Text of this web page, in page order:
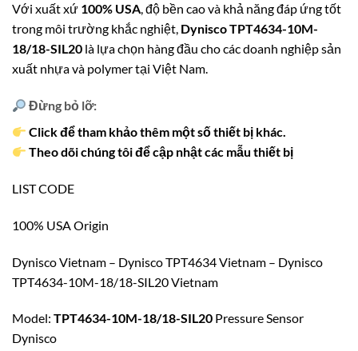
Với xuất xứ 100% USA, độ bền cao và khả năng đáp ứng tốt
trong môi trường khắc nghiệt, Dynisco TPT4634-10M-
18/18-SIL20 là lựa chọn hàng đầu cho các doanh nghiệp sản
xuất nhựa và polymer tại Việt Nam.
Đừng bỏ lỡ:
Click để tham khảo thêm một số thiết bị khác.
Theo dõi chúng tôi để cập nhật các mẫu thiết bị
LIST CODE
100% USA Origin
Dynisco Vietnam – Dynisco TPT4634 Vietnam – Dynisco
TPT4634-10M-18/18-SIL20 Vietnam
Model: TPT4634-10M-18/18-SIL20 Pressure Sensor
Dynisco